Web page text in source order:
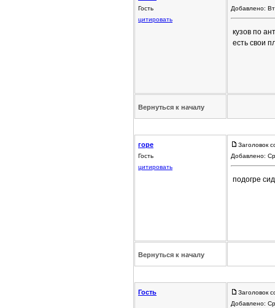
Гость
цитировать
Добавлено:
кузов по
есть свои
Вернуться к началу
горе
Гость
цитировать
Заголовок
Добавлено:
подогре
Вернуться к началу
Гость
Заголовок
Добавлено: